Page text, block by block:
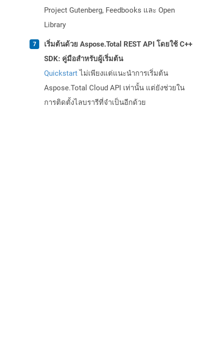
Project Gutenberg, Feedbooks และ Open
Library
เริ่มต้นด้วย Aspose.Total REST API โดยใช้ C++
SDK: คู่มือสำหรับผู้เริ่มต้น
Quickstartไม่เพียงแต่แนะนำการเริ่มต้น
Aspose.Total Cloud API เท่านั้น แต่ยังช่วยใน
การติดตั้งไลบรารีที่จำเป็นอีกด้วย